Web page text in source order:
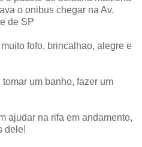
o onibus chegar na Av.
de SP
fofo, brincalhao, alegre e
um banho, fazer um
ajudar na rifa em andamento,
dele!